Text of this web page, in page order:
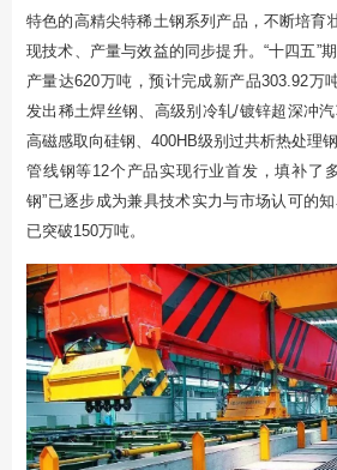
特色的高精尖特稀土钢系列产品，不断培育
现技术、产量与效益的同步提升。“十四五”
产量达620万吨，预计完成新产品303.92万
发出稀土焊丝钢、高级别冷轧/镀锌超深冲汽
高磁感取向硅钢、400HB级别过共析热处理
管线钢等12个产品实现行业首发，填补了
钢”已逐步成为兼具技术实力与市场认可的
已突破150万吨。